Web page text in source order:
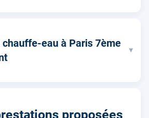
chauffe-eau à Paris 7ème
▾
proposées